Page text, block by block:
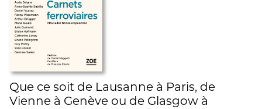
Que ce soit de Lausanne à Paris, de
Vienne à Genève ou de Glasgow à